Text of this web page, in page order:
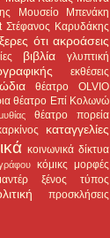
Μουσείο Μπενάκη
Στέφανος Καρυδάκης
ότι ακροάσεις
βιβλία
γλυπτική
εκθέσεις
θέατρο OLVIO
θέατρο Επί Κολωνώ
θέατρο πορεία
καταγγελίες
κοινωνικά δίκτυα
κόμικς μορφές
ξένος τύπος
προσκλήσεις